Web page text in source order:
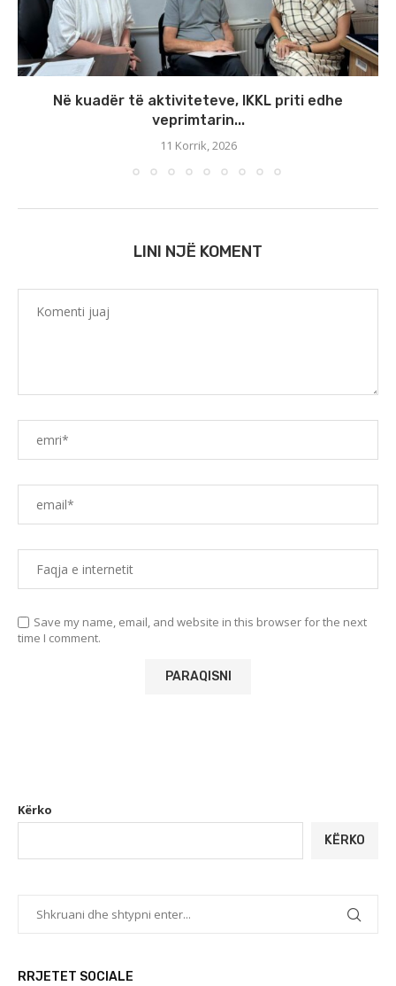
Në kuadër të aktiviteteve, IKKL priti edhe
veprimtarin...
11 Korrik, 2026
LINI NJË KOMENT
Save my name, email, and website in this browser for the next
time I comment.
Kërko
KËRKO
RRJETET SOCIALE